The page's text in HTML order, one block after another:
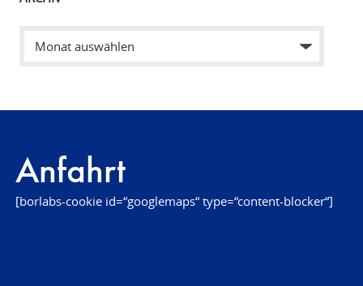
Anfahrt
[borlabs-cookie id=“googlemaps“ type=“content-blocker“]